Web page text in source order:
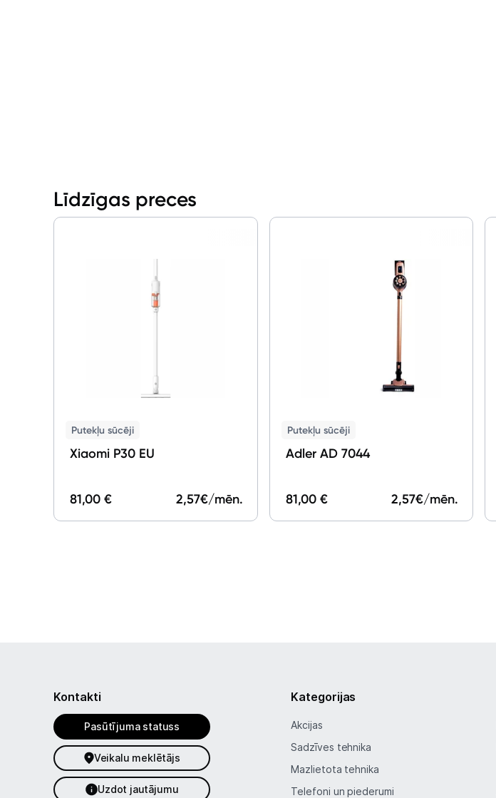
Līdzīgas preces
Putekļu sūcēji
Xiaomi P30 EU
81,00 € 2,57€/mēn.
Putekļu sūcēji
Adler AD 7044
81,00 € 2,57€/mēn.
Kontakti
Pasūtījuma statuss
Veikalu meklētājs
Uzdot jautājumu
Kategorijas
Akcijas
Sadzīves tehnika
Mazlietota tehnika
Telefoni un piederumi